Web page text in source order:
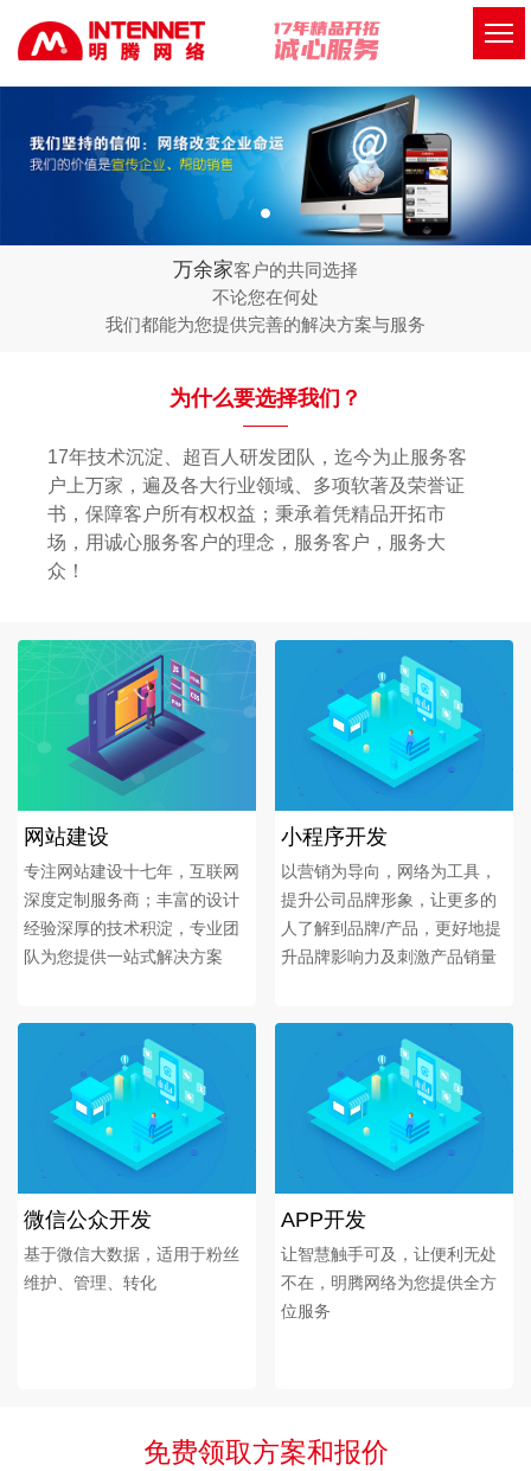
万余家客户的共同选择
不论您在何处
我们都能为您提供完善的解决方案与服务
为什么要选择我们？
17年技术沉淀、超百人研发团队，迄今为止服务客
户上万家，遍及各大行业领域、多项软著及荣誉证
书，保障客户所有权权益；秉承着凭精品开拓市
场，用诚心服务客户的理念，服务客户，服务大
众！
网站建设
专注网站建设十七年，互联网
深度定制服务商；丰富的设计
经验深厚的技术积淀，专业团
队为您提供一站式解决方案
小程序开发
以营销为导向，网络为工具，
提升公司品牌形象，让更多的
人了解到品牌/产品，更好地提
升品牌影响力及刺激产品销量
微信公众开发
基于微信大数据，适用于粉丝
维护、管理、转化
APP开发
让智慧触手可及，让便利无处
不在，明腾网络为您提供全方
位服务
免费领取方案和报价